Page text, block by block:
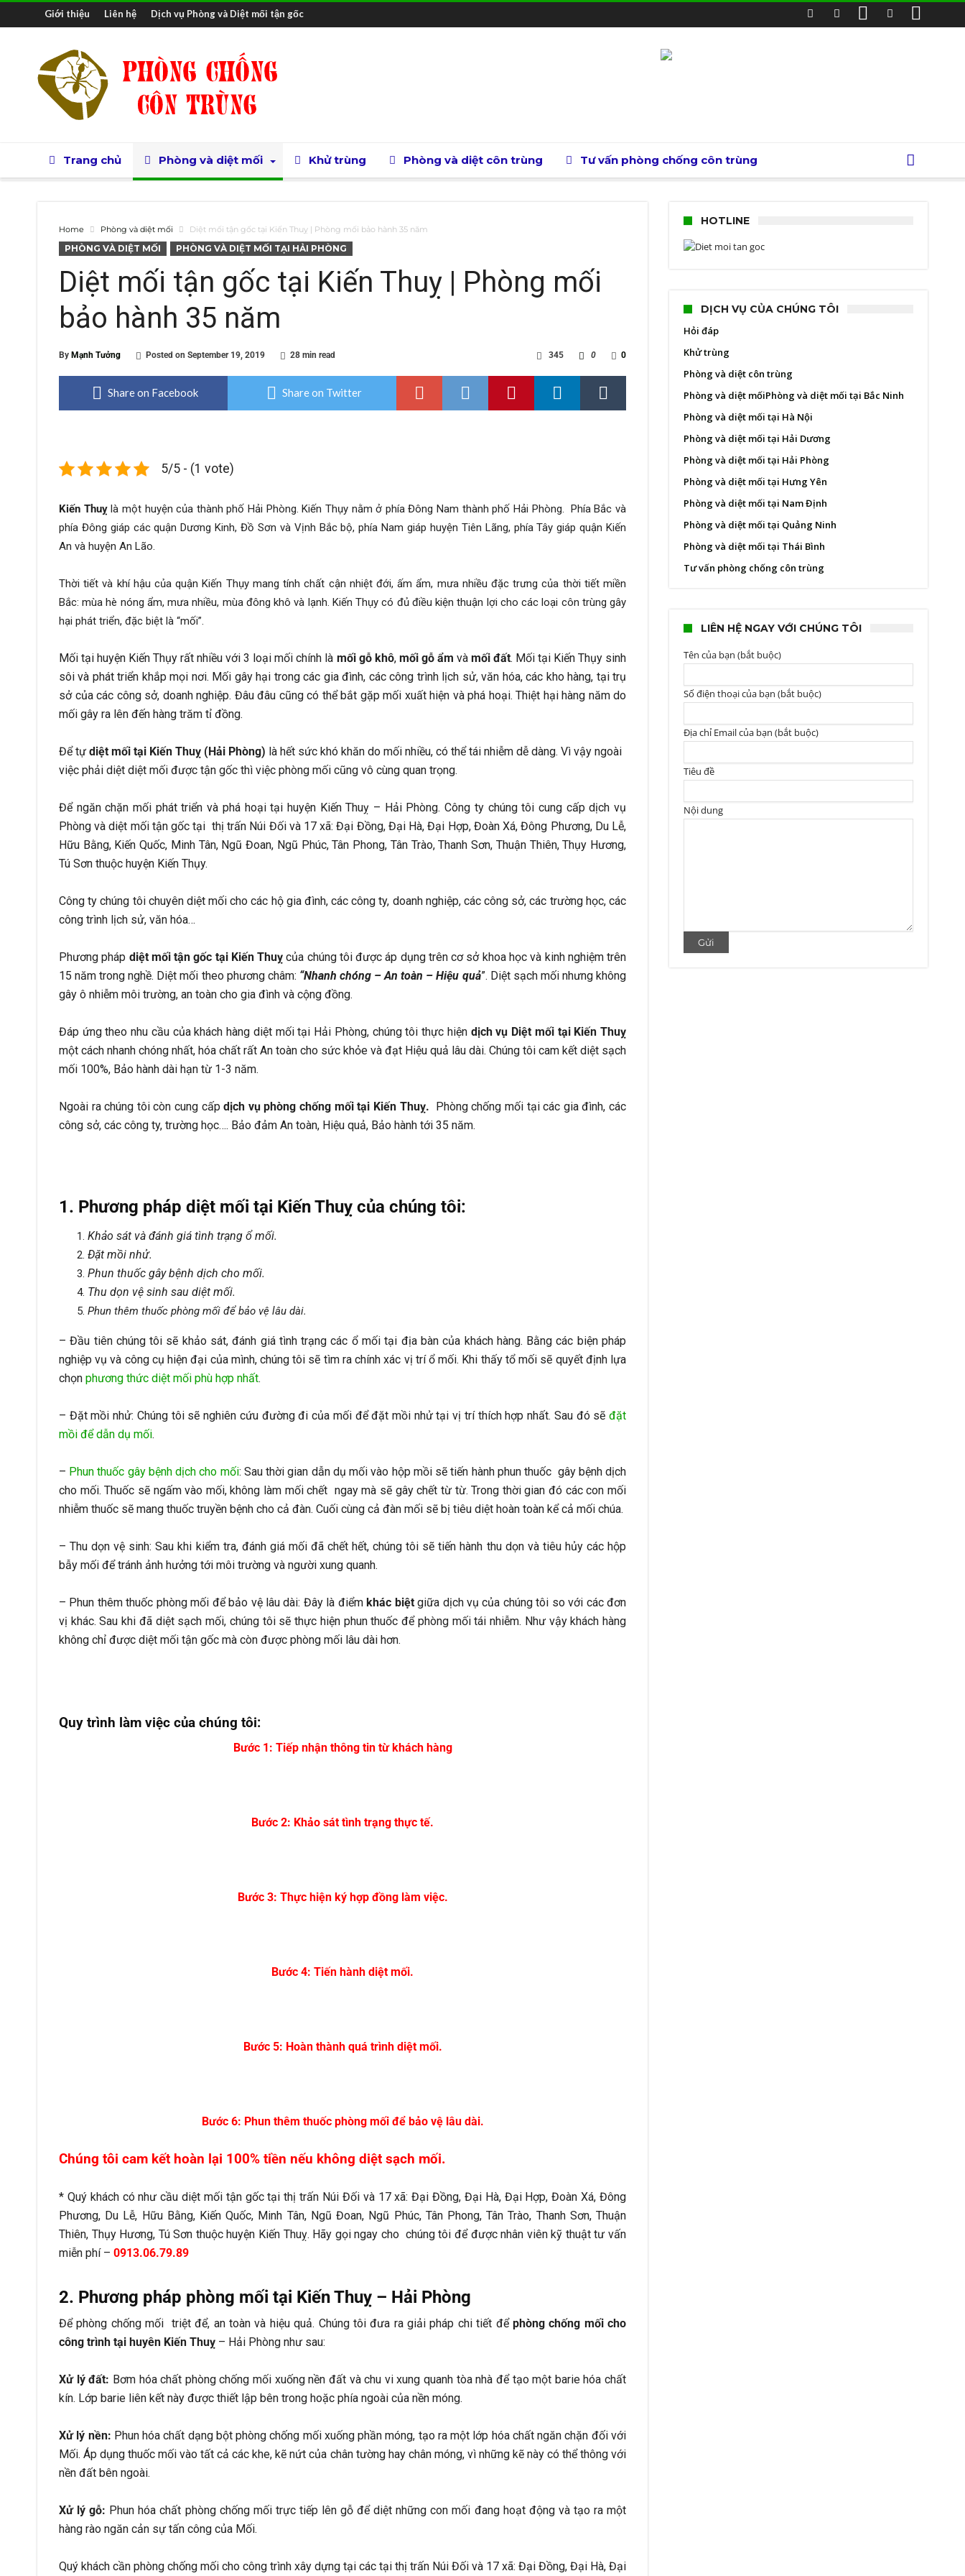
Giới thiệu Liên hệ Dịch vụ Phòng và Diệt mối tận gốc
Trang chủ Phòng và diệt mối Khử trùng Phòng và diệt côn trùng Tư vấn phòng chống côn trùng
Home Phòng và diệt mối Diệt mối tận gốc tại Kiến Thuỵ | Phòng mối bảo hành 35 năm
PHÒNG VÀ DIỆT MỐI PHÒNG VÀ DIỆT MỐI TẠI HẢI PHÒNG
Diệt mối tận gốc tại Kiến Thuỵ | Phòng mối
bảo hành 35 năm
By Mạnh Tưởng Posted on September 19, 2019 28 min read 0
0
345
Share on Facebook Share on Twitter
5/5 - (1 vote)
Kiến Thuỵlà một huyện của thành phố Hải Phòng. Kiến Thụy nằm ở phía Đông Nam thành phố Hải Phòng. Phía Bắc và
phía Đông giáp các quận Dương Kinh, Đồ Sơn và Vịnh Bắc bộ, phía Nam giáp huyện Tiên Lãng, phía Tây giáp quận Kiến
An và huyện An Lão.
Thời tiết và khí hậu của quận Kiến Thụy mang tính chất cận nhiệt đới, ấm ẩm, mưa nhiều đặc trưng của thời tiết miền
Bắc: mùa hè nóng ẩm, mưa nhiều, mùa đông khô và lạnh. Kiến Thụy có đủ điều kiện thuận lợi cho các loại côn trùng gây
hại phát triển, đặc biệt là “mối”.
Mối tại huyện Kiến Thụy rất nhiều với 3 loại mối chính là mối gỗ khô, mối gỗ ẩm và mối đất. Mối tại Kiến Thụy sinh
sôi và phát triển khắp mọi nơi. Mối gây hại trong các gia đình, các công trình lịch sử, văn hóa, các kho hàng, tại trụ
sở của các công sở, doanh nghiệp. Đâu đâu cũng có thể bắt gặp mối xuất hiện và phá hoại. Thiệt hại hàng năm do
mối gây ra lên đến hàng trăm tỉ đồng.
Để tự diệt mối tại Kiến Thuỵ (Hải Phòng) là hết sức khó khăn do mối nhiều, có thể tái nhiễm dễ dàng. Vì vậy ngoài
việc phải diệt diệt mối được tận gốc thì việc phòng mối cũng vô cùng quan trọng.
Để ngăn chặn mối phát triển và phá hoại tại huyện Kiến Thuỵ – Hải Phòng. Công ty chúng tôi cung cấp dịch vụ
Phòng và diệt mối tận gốc tại thị trấn Núi Đối và 17 xã: Đại Đồng, Đại Hà, Đại Hợp, Đoàn Xá, Đông Phương, Du Lễ,
Hữu Bằng, Kiến Quốc, Minh Tân, Ngũ Đoan, Ngũ Phúc, Tân Phong, Tân Trào, Thanh Sơn, Thuận Thiên, Thụy Hương,
Tú Sơn thuộc huyện Kiến Thụy.
Công ty chúng tôi chuyên diệt mối cho các hộ gia đình, các công ty, doanh nghiệp, các công sở, các trường học, các
công trình lịch sử, văn hóa…
Phương pháp diệt mối tận gốc tại Kiến Thuỵcủa chúng tôi được áp dụng trên cơ sở khoa học và kinh nghiệm trên
15 năm trong nghề. Diệt mối theo phương châm: “Nhanh chóng – An toàn – Hiệu quả”. Diệt sạch mối nhưng không
gây ô nhiễm môi trường, an toàn cho gia đình và cộng đồng.
Đáp ứng theo nhu cầu của khách hàng diệt mối tại Hải Phòng, chúng tôi thực hiện dịch vụ Diệt mối tại Kiến Thuỵ
một cách nhanh chóng nhất, hóa chất rất An toàn cho sức khỏe và đạt Hiệu quả lâu dài. Chúng tôi cam kết diệt sạch
mối 100%, Bảo hành dài hạn từ 1-3 năm.
Ngoài ra chúng tôi còn cung cấpdịch vụ phòng chống mối tại Kiến Thuỵ. Phòng chống mối tại các gia đình, các
công sở, các công ty, trường học…. Bảo đảm An toàn, Hiệu quả, Bảo hành tới 35 năm.
1. Phương pháp diệt mối tại Kiến Thuỵ của chúng tôi:
Khảo sát và đánh giá tình trạng ổ mối.
Đặt mồi nhử.
Phun thuốc gây bệnh dịch cho mối.
Thu dọn vệ sinh sau diệt mối.
Phun thêm thuốc phòng mối để bảo vệ lâu dài.
– Đầu tiên chúng tôi sẽ khảo sát, đánh giá tình trạng các ổ mối tại địa bàn của khách hàng. Bằng các biện pháp
nghiệp vụ và công cụ hiện đại của mình, chúng tôi sẽ tìm ra chính xác vị trí ổ mối. Khi thấy tổ mối sẽ quyết định lựa
chọn phương thức diệt mối phù hợp nhất.
– Đặt mồi nhử: Chúng tôi sẽ nghiên cứu đường đi của mối để đặt mồi nhử tại vị trí thích hợp nhất. Sau đó sẽ đặt
mồi để dẫn dụ mối.
– Phun thuốc gây bệnh dịch cho mối: Sau thời gian dẫn dụ mối vào hộp mồi sẽ tiến hành phun thuốc gây bệnh dịch
cho mối. Thuốc sẽ ngấm vào mối, không làm mối chết ngay mà sẽ gây chết từ từ. Trong thời gian đó các con mối
nhiễm thuốc sẽ mang thuốc truyền bệnh cho cả đàn. Cuối cùng cả đàn mối sẽ bị tiêu diệt hoàn toàn kể cả mối chúa.
– Thu dọn vệ sinh: Sau khi kiểm tra, đánh giá mối đã chết hết, chúng tôi sẽ tiến hành thu dọn và tiêu hủy các hộp
bẫy mối để tránh ảnh hưởng tới môi trường và người xung quanh.
– Phun thêm thuốc phòng mối để bảo vệ lâu dài: Đây là điểmkhác biệtgiữa dịch vụ của chúng tôi so với các đơn
vị khác. Sau khi đã diệt sạch mối, chúng tôi sẽ thực hiện phun thuốc để phòng mối tái nhiễm. Như vậy khách hàng
không chỉ được diệt mối tận gốc mà còn được phòng mối lâu dài hơn.
Quy trình làm việc của chúng tôi:
Bước 1: Tiếp nhận thông tin từ khách hàng
Bước 2: Khảo sát tình trạng thực tế.
Bước 3: Thực hiện ký hợp đồng làm việc.
Bước 4: Tiến hành diệt mối.
Bước 5: Hoàn thành quá trình diệt mối.
Bước 6: Phun thêm thuốc phòng mối để bảo vệ lâu dài.
Chúng tôi cam kết hoàn lại 100% tiền nếu không diệt sạch mối.
* Quý khách có như cầu diệt mối tận gốc tại thị trấn Núi Đối và 17 xã: Đại Đồng, Đại Hà, Đại Hợp, Đoàn Xá, Đông
Phương, Du Lễ, Hữu Bằng, Kiến Quốc, Minh Tân, Ngũ Đoan, Ngũ Phúc, Tân Phong, Tân Trào, Thanh Sơn, Thuận
Thiên, Thụy Hương, Tú Sơn thuộc huyện Kiến Thuỵ. Hãy gọi ngay cho chúng tôi để được nhân viên kỹ thuật tư vấn
miễn phí – 0913.06.79.89
2. Phương pháp phòng mối tại Kiến Thuỵ – Hải Phòng
Để phòng chống mối triệt để, an toàn và hiệu quả. Chúng tôi đưa ra giải pháp chi tiết để phòng chống mối cho
công trình tại huyên Kiến Thuỵ – Hải Phòng như sau:
Xử lý đất: Bơm hóa chất phòng chống mối xuống nền đất và chu vi xung quanh tòa nhà để tạo một barie hóa chất
kín. Lớp barie liên kết này được thiết lập bên trong hoặc phía ngoài của nền móng.
Xử lý nền: Phun hóa chất dạng bột phòng chống mối xuống phần móng, tạo ra một lớp hóa chất ngăn chặn đối với
Mối. Áp dụng thuốc mối vào tất cả các khe, kẽ nứt của chân tường hay chân móng, vì những kẽ này có thể thông với
nền đất bên ngoài.
Xử lý gỗ: Phun hóa chất phòng chống mối trực tiếp lên gỗ để diệt những con mối đang hoạt động và tạo ra một
hàng rào ngăn cản sự tấn công của Mối.
Quý khách cần phòng chống mối cho công trình xây dựng tại các tại thị trấn Núi Đối và 17 xã: Đại Đồng, Đại Hà, Đại
HOTLINE
DỊCH VỤ CỦA CHÚNG TÔI
Hỏi đáp
Khử trùng
Phòng và diệt côn trùng
Phòng và diệt mốiPhòng và diệt mối tại Bắc Ninh
Phòng và diệt mối tại Hà Nội
Phòng và diệt mối tại Hải Dương
Phòng và diệt mối tại Hải Phòng
Phòng và diệt mối tại Hưng Yên
Phòng và diệt mối tại Nam Định
Phòng và diệt mối tại Quảng Ninh
Phòng và diệt mối tại Thái Bình
Tư vấn phòng chống côn trùng
LIÊN HỆ NGAY VỚI CHÚNG TÔI
Tên của bạn (bắt buộc)
Số điện thoại của bạn (bắt buộc)
Địa chỉ Email của bạn (bắt buộc)
Tiêu đề
Nội dung